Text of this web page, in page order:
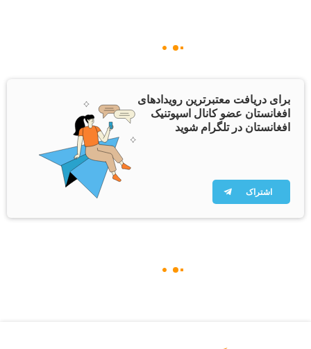
برای دریافت معتبرترین رویدادهای
افغانستان عضو کانال اسپوتنیک
افغانستان در تلگرام شوید
اشتراک